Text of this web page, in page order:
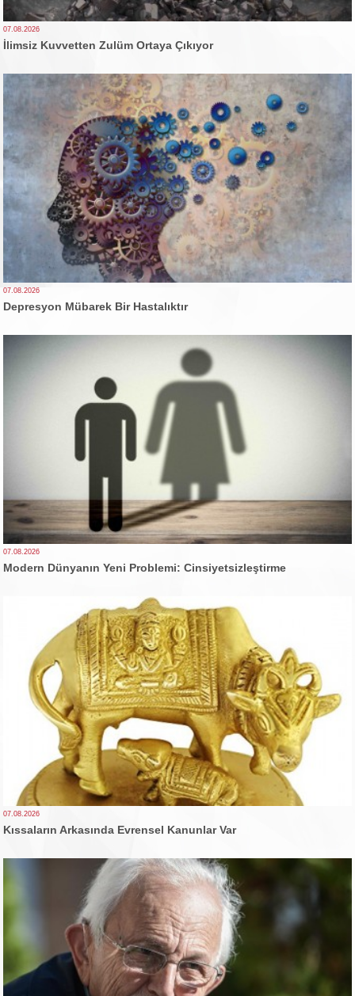
07.08.2026
İlimsiz Kuvvetten Zulüm Ortaya Çıkıyor
07.08.2026
Depresyon Mübarek Bir Hastalıktır
07.08.2026
Modern Dünyanın Yeni Problemi: Cinsiyetsizleştirme
07.08.2026
Kıssaların Arkasında Evrensel Kanunlar Var